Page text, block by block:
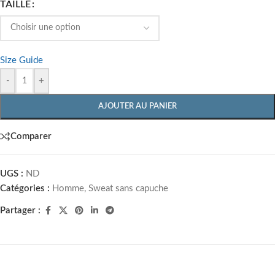
TAILLE
Size Guide
- +
AJOUTER AU PANIER
Comparer
UGS : ND
Catégories : Homme, Sweat sans capuche
Partager :